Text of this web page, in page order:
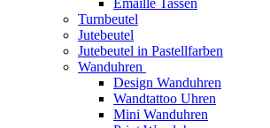
Emaille Tassen
Turnbeutel
Jutebeutel
Jutebeutel in Pastellfarben
Wanduhren
Design Wanduhren
Wandtattoo Uhren
Mini Wanduhren